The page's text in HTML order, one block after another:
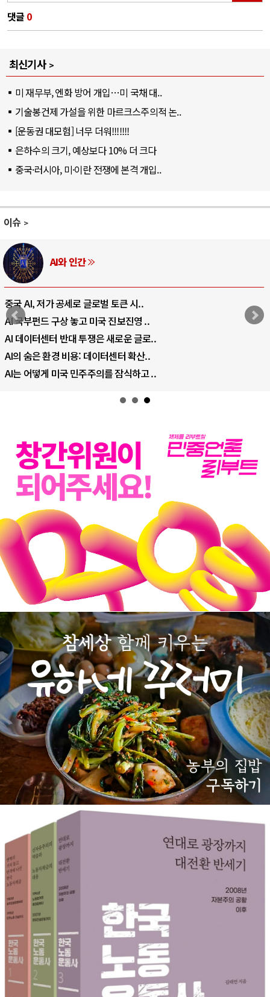
댓글 0
최신기사
미 재무부, 엔화 방어 개입…미 국채 대..
기술봉건제 가설을 위한 마르크스주의적 논..
[운동권 대모험] 너무 더워!!!!!!!
은하수의 크기, 예상보다 10% 더 크다
중국·러시아, 미·이란 전쟁에 본격 개입..
이슈
AI와 인간
중국 AI, 저가 공세로 글로벌 토큰 시..
AI 국부펀드 구상 놓고 미국 진보진영 ..
AI 데이터센터 반대 투쟁은 새로운 글로..
AI의 숨은 환경 비용: 데이터센터 확산..
AI는 어떻게 미국 민주주의를 잠식하고 ..